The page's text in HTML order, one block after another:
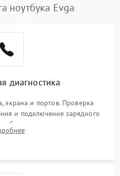
ноутбука Evga
диагностика
экрана и портов. Проверка
и подключение зарядного
тока с помощью
для локализации проблемы.